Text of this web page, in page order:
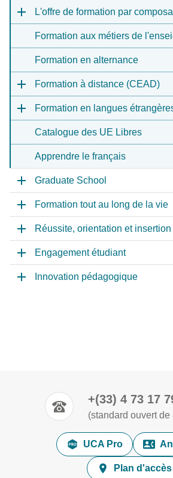
L'offre de formation par
Formation aux métiers de
Formation en alternance
Formation à distance (CEAD)
Formation en langues
Catalogue des UE Libres
Apprendre le français
Graduate School
Formation tout au long de la vie
Réussite, orientation et insertion
Engagement étudiant
Innovation pédagogique
+(33) 4 73 17
(standard ouvert
UCA Pro
Plan d'accès